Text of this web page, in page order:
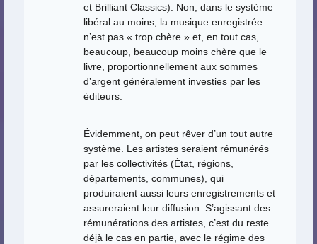
et Brilliant Classics). Non, dans le système
libéral au moins, la musique enregistrée
n’est pas « trop chère » et, en tout cas,
beaucoup, beaucoup moins chère que le
livre, proportionnellement aux sommes
d’argent généralement investies par les
éditeurs.
Évidemment, on peut rêver d’un tout autre
système. Les artistes seraient rémunérés
par les collectivités (État, régions,
départements, communes), qui
produiraient aussi leurs enregistrements et
assureraient leur diffusion. S’agissant des
rémunérations des artistes, c’est du reste
déjà le cas en partie, avec le régime des